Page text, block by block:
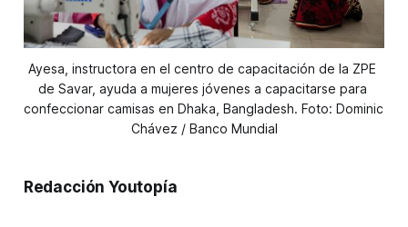
Ayesa, instructora en el centro de capacitación de la ZPE
de Savar, ayuda a mujeres jóvenes a capacitarse para
confeccionar camisas en Dhaka, Bangladesh. Foto: Dominic
Chávez / Banco Mundial
Redacción Youtopía